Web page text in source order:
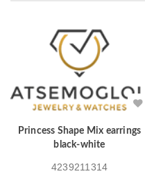
Princess Shape Mix earrings
black-white
4239211314